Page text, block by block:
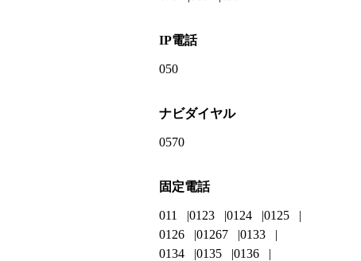
IP電話
050
ナビダイヤル
0570
固定電話
011 0123 0124
0125
0126
01267
0133
0134
0135
0136